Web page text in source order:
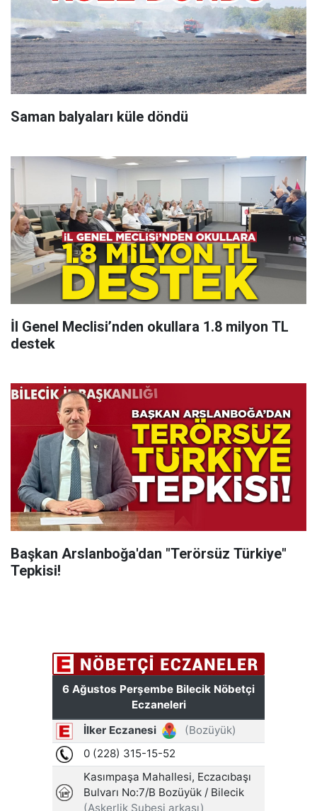
Saman balyaları küle döndü
İl Genel Meclisi’nden okullara 1.8 milyon TL
destek
Başkan Arslanboğa'dan "Terörsüz Türkiye"
Tepkisi!